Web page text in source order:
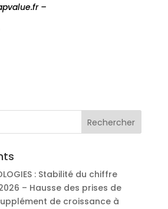
–
: Stabilité du chiffre
– Hausse des prises de
de croissance à